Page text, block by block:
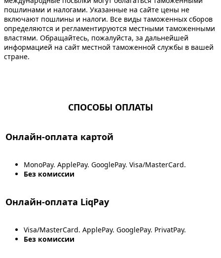
пошлинами и налогами. Указанные на сайте цены не
включают пошлины и налоги. Все виды таможенных сборов
определяются и регламентируются местными таможенными
властями. Обращайтесь, пожалуйста, за дальнейшей
информацией на сайт местной таможенной службы в вашей
стране.
СПОСОБЫ ОПЛАТЫ
Онлайн-оплата картой
MonoPay. ApplePay. GooglePay. Visa/MasterCard.
Без комиссии
Онлайн-оплата LiqPay
Visa/MasterCard. ApplePay. GooglePay. PrivatPay.
Без комиссии